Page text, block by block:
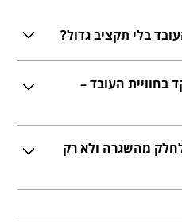
בלי תקציב גדול?
מרגישים שרואים
בחוויית העובד –
הם מה שמחזיקים את התחושה
מהשגרה ולא רק
באופן עקבי, העובדים